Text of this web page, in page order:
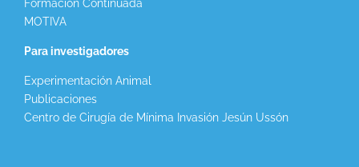
Formación Continuada
MOTIVA
Para investigadores
Experimentación Animal
Publicaciones
Centro de Cirugía de Mínima Invasión Jesún Ussón